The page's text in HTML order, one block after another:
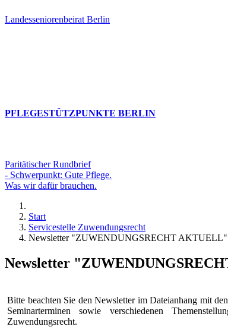
Landesseniorenbeirat Berlin
PFLEGESTÜTZPUNKTE BERLIN
Paritätischer Rundbrief
- Schwerpunkt: Gute Pflege.
Was wir dafür brauchen.
Start
Servicestelle Zuwendungsrecht
Newsletter "ZUWENDUNGSRECHT AKTUELL"
Newsletter
Bitte beachten Sie den Newsletter im Dateianhang mit
Seminarterminen sowie verschiedenen
Zuwendungsrecht.